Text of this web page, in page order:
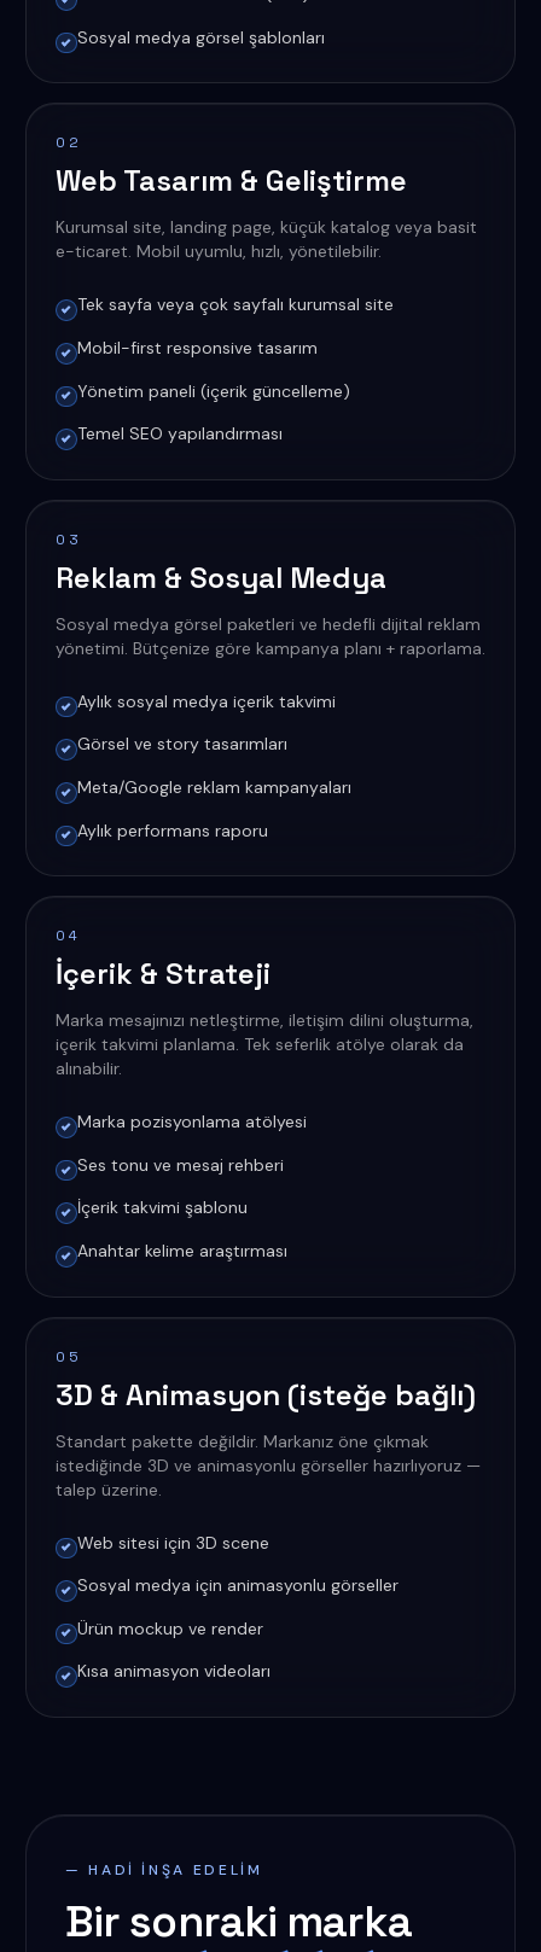
Sosyal medya görsel şablonları
02
Web Tasarım & Geliştirme
Kurumsal site, landing page, küçük katalog veya basit
e-ticaret. Mobil uyumlu, hızlı, yönetilebilir.
Tek sayfa veya çok sayfalı kurumsal site
Mobil-first responsive tasarım
Yönetim paneli (içerik güncelleme)
Temel SEO yapılandırması
03
Reklam & Sosyal Medya
Sosyal medya görsel paketleri ve hedefli dijital reklam
yönetimi. Bütçenize göre kampanya planı + raporlama.
Aylık sosyal medya içerik takvimi
Görsel ve story tasarımları
Meta/Google reklam kampanyaları
Aylık performans raporu
04
İçerik & Strateji
Marka mesajınızı netleştirme, iletişim dilini oluşturma,
içerik takvimi planlama. Tek seferlik atölye olarak da
alınabilir.
Marka pozisyonlama atölyesi
Ses tonu ve mesaj rehberi
İçerik takvimi şablonu
Anahtar kelime araştırması
05
3D & Animasyon (isteğe bağlı)
Standart pakette değildir. Markanız öne çıkmak
istediğinde 3D ve animasyonlu görseller hazırlıyoruz —
talep üzerine.
Web sitesi için 3D scene
Sosyal medya için animasyonlu görseller
Ürün mockup ve render
Kısa animasyon videoları
— HADI INŞA EDELIM
Bir sonraki marka